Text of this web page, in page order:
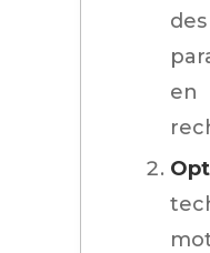
en